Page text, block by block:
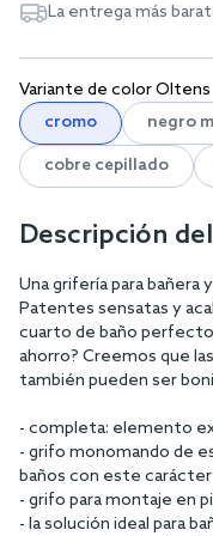
Variante de color Oltens
cromo
negro
cobre cepillado
La entrega más
Descripción
Una grifería para bañera
Patentes sensatas y
cuarto de baño
ahorro? Creemos que
también pueden ser
- completa: elemento
- grifo monomando de
baños con este carácter
- grifo para montaje en
- la solución ideal para